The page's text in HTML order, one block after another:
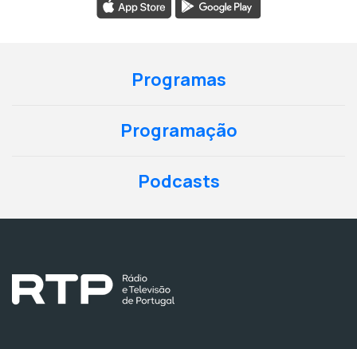
Programas
Programação
Podcasts